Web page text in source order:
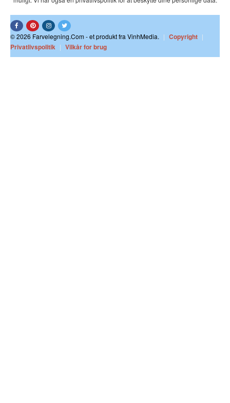
© 2026 Farvelegning.Com - et produkt fra VinhMedia. | Copyright |
Privatlivspolitik | Vilkår for brug